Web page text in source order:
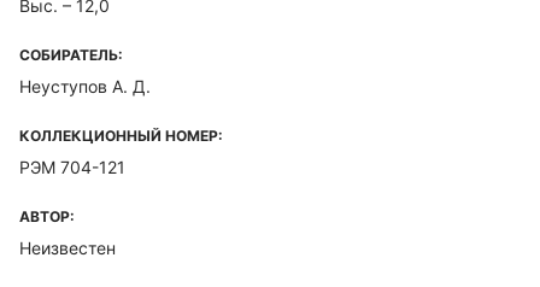
Выс. – 12,0
СОБИРАТЕЛЬ:
Неуступов А. Д.
КОЛЛЕКЦИОННЫЙ НОМЕР:
РЭМ 704-121
АВТОР:
Неизвестен